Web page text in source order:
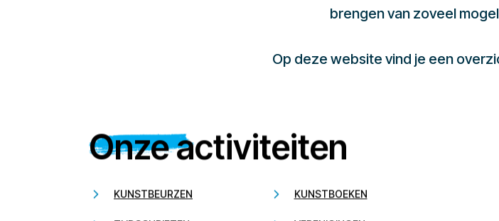
brengen van zoveel
Op deze website vind je een
Onze activiteiten
KUNSTBEURZEN KUNSTBOEKEN